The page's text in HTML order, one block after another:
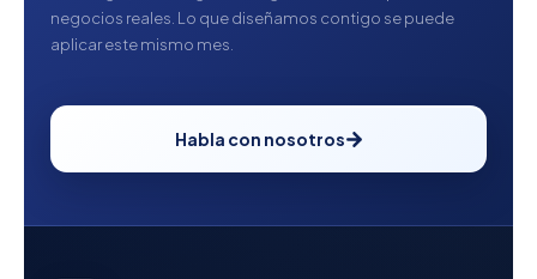
negocios reales. Lo que diseñamos contigo se puede
aplicar este mismo mes.
Habla con nosotros